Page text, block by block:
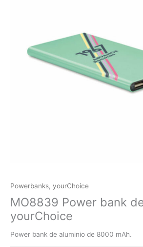
Powerbanks,yourChoice
MO8839 Power bank
yourChoice
Power bank de aluminio de 8000 mAh.